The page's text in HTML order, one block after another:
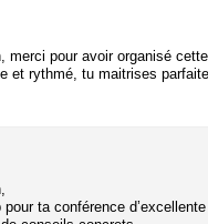
merci pour avoir organisé
et rythmé, tu maitrises
pour ta conférence